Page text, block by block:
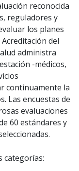
reconocida
reguladores y
los planes
del
administra
-médicos,
continuamente la
Las encuestas de
evaluaciones
60 estándares y
categorías: